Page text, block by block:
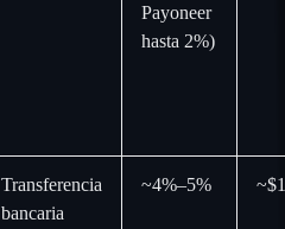
Payoneer
hasta 2%)
Transferencia
bancaria
~4%–5%